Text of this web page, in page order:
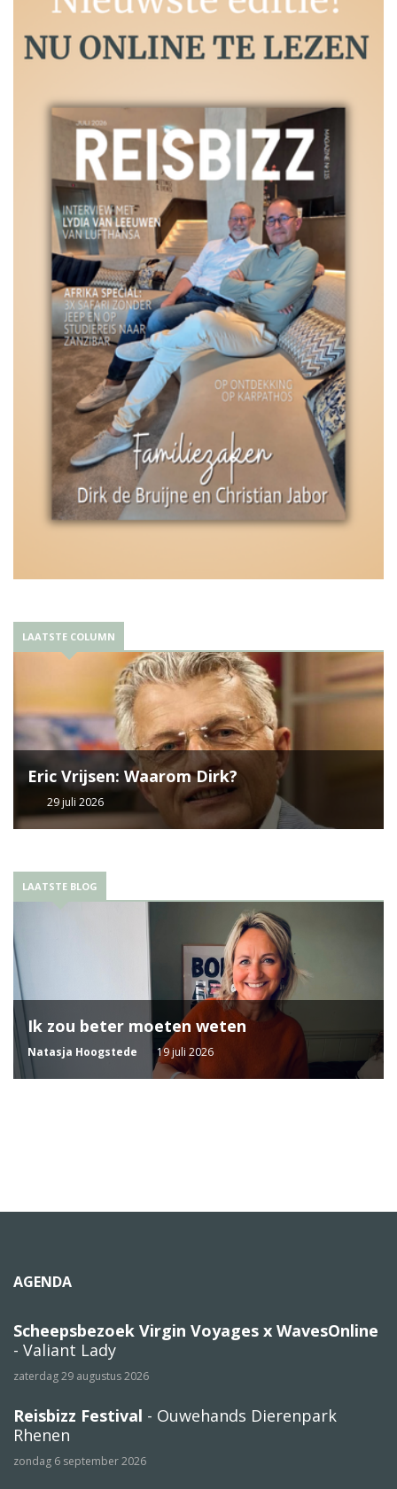
LAATSTE COLUMN
Eric Vrijsen: Waarom Dirk?
29 juli 2026
LAATSTE BLOG
Ik zou beter moeten weten
Natasja Hoogstede 19 juli 2026
AGENDA
Scheepsbezoek Virgin Voyages x WavesOnline
- Valiant Lady
zaterdag 29 augustus 2026
Reisbizz Festival - Ouwehands Dierenpark
Rhenen
zondag 6 september 2026